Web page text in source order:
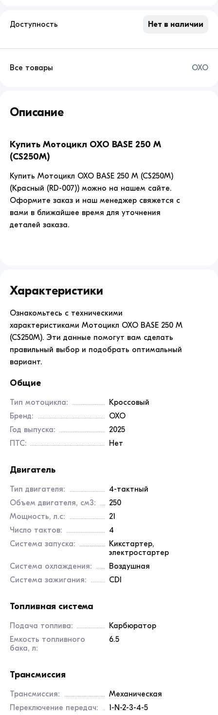
Доступность Нет в наличии
Все товары OXO
BASE
(CS250M)
продажа
цене
126900.
Описание
Купить Мотоцикл OXO BASE 250 M
(CS250M)
Купить Мотоцикл OXO BASE 250 M (CS250M)
(Красный (RD-007)) можно на нашем сайте.
Оформите заказ и наш менеджер свяжется с
вами в ближайшее время для уточнения
деталей заказа.
Характеристики
Ознакомьтесь с техническими
характеристиками Мотоцикл OXO BASE 250 M
(CS250M). Эти данные помогут вам сделать
правильный выбор и подобрать оптимальный
вариант.
Общие
Тип мотоцикла:
Кроссовый
Бренд:
OXO
Год выпуска:
2025
ПТС:
Нет
Двигатель
Тип двигателя:
4-тактный
Объем двигателя, см3:
250
Мощность, л.с:
21
Число тактов:
4
Система запуска:
Кикстартер,
электростартер
Система охлаждения:
Воздушная
Система зажигания:
CDI
Топливная система
Подача топлива:
Карбюратор
Емкость топливного
бака, л:
6.5
Трансмиссия
Трансмиссия:
Механическая
Переключение передач:
1-N-2-3-4-5